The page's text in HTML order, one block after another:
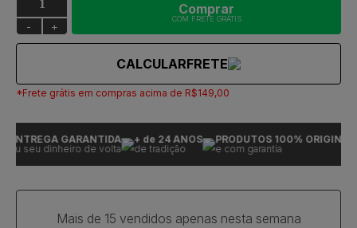
- +
Comprar
COM FRETE GRÁTIS
CALCULARFRETE
*Frete grátis em compras acima de R$149,00
GARANTIDA
seu dinheiro de volta
+ de 24 ANOS
de tradição
PRODUTOS 100% ORIGINAIS
e com garantia
Mais de 15 vendidos apenas nesta semana